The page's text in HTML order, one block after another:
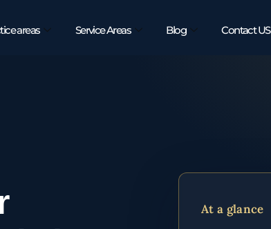
areas Service Areas Blog Contact US
At a glance